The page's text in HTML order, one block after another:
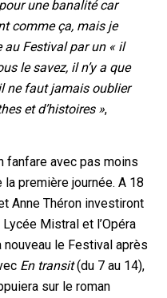
une banalité car
comme ça, mais je
au Festival par un « il
le savez, il n’y a que
ne faut jamais oublier
et d’histoires »,
fanfare avec pas moins
première journée. A 18
Anne Théron investiront
Mistral et l’Opéra
nouveau le Festival après
En transit(du 7 au 14),
sur le roman